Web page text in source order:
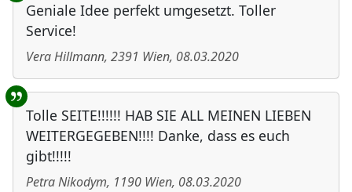
Geniale Idee perfekt umgesetzt. Toller
Service!
Vera Hillmann, 2391 Wien, 08.03.2020
Tolle SEITE!!!!!! HAB SIE ALL MEINEN LIEBEN
WEITERGEGEBEN!!!! Danke, dass es euch
gibt!!!!!
Petra Nikodym, 1190 Wien, 08.03.2020